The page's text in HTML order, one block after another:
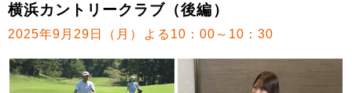
横浜カントリークラブ（後編）
2025年9月29日（月）よる10：00～10：30